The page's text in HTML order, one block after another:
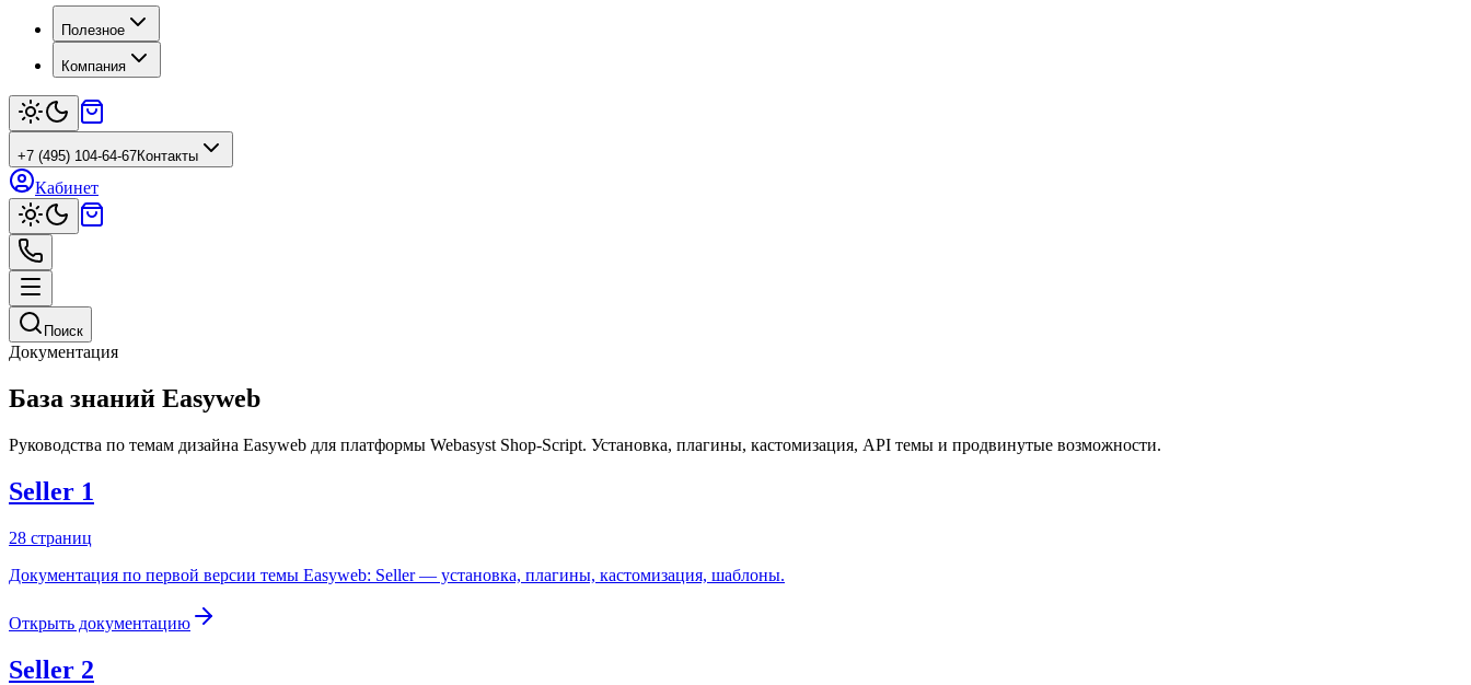
Полезное
Компания
+7 (495) 104-64-67Контакты
Кабинет
Поиск
Документация
База знаний Easyweb
Руководства по темам дизайна Easyweb для платформы Webasyst Shop-Script. Установка, плагины, кастомизация, API темы и продвинутые возможности.
Seller 1
28 страниц
Документация по первой версии темы Easyweb: Seller — установка, плагины, кастомизация, шаблоны.
Открыть документацию
Seller 2